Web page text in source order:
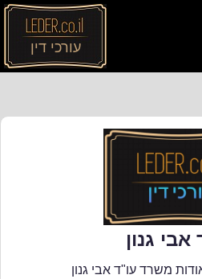
עורכי דין
אבי גנון
משרד עו"ד אבי גנון